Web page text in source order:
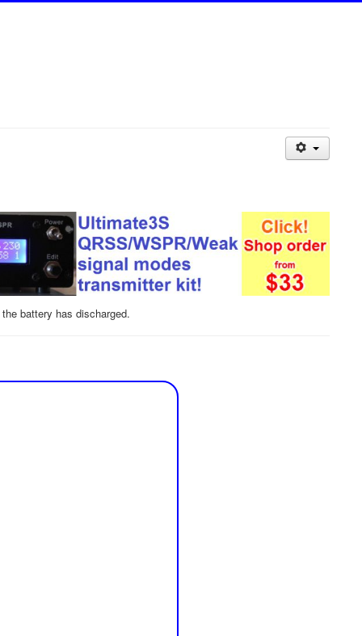
battery has discharged.